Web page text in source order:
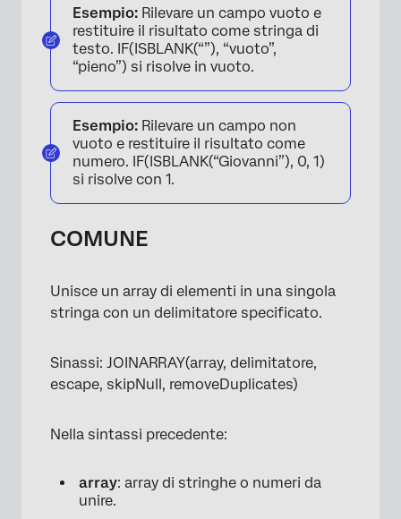
Esempio: Rilevare un campo vuoto e
restituire il risultato come stringa di
testo. IF(ISBLANK(“”), “vuoto”,
“pieno”) si risolve in vuoto.
Esempio: Rilevare un campo non
vuoto e restituire il risultato come
numero. IF(ISBLANK(“Giovanni”), 0, 1)
si risolve con 1.
COMUNE
Unisce un array di elementi in una singola
stringa con un delimitatore specificato.
Sinassi: JOINARRAY(array, delimitatore,
escape, skipNull, removeDuplicates)
Nella sintassi precedente:
array: array di stringhe o numeri da
unire.